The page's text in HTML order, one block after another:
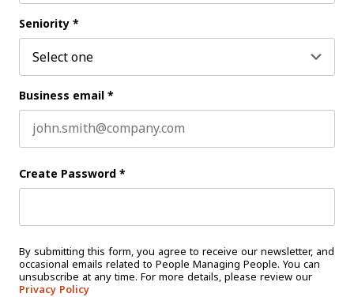
Seniority *
Business email *
Create Password *
By submitting this form, you agree to receive our newsletter, and
occasional emails related to People Managing People. You can
unsubscribe at any time. For more details, please review our
Privacy Policy